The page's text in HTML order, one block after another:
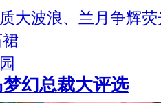
大波浪、兰月争辉
幻总裁大评选